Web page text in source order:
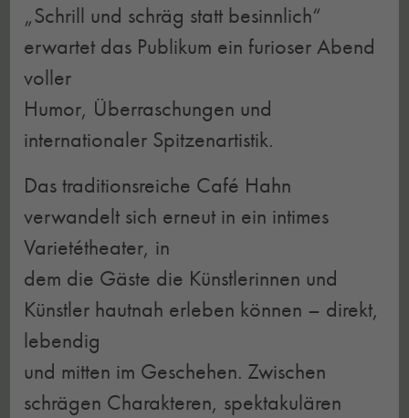
„Schrill und schräg statt besinnlich“
erwartet das Publikum ein furioser Abend
voller
Humor, Überraschungen und
internationaler Spitzenartistik.
Das traditionsreiche Café Hahn
verwandelt sich erneut in ein intimes
Varietétheater, in
dem die Gäste die Künstlerinnen und
Künstler hautnah erleben können – direkt,
lebendig
und mitten im Geschehen. Zwischen
schrägen Charakteren, spektakulären